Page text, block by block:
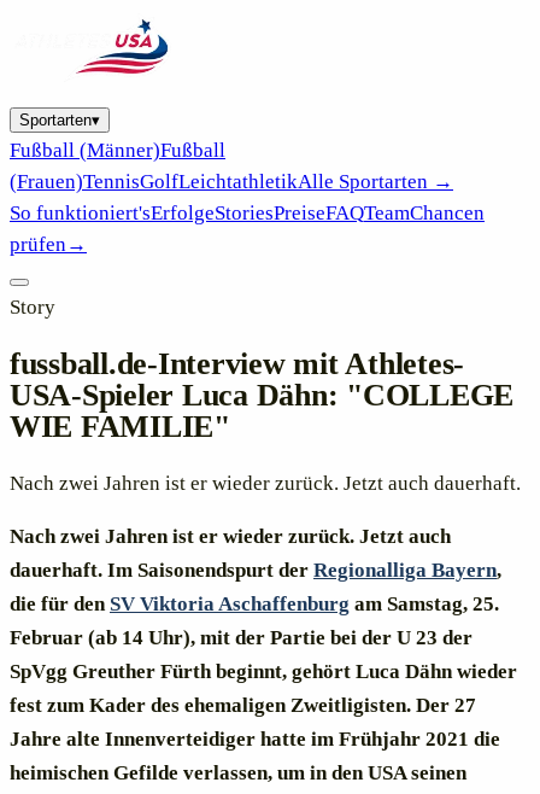
Sportarten▾
Fußball (Männer)Fußball
(Frauen)TennisGolfLeichtathletikAlle Sportarten →
So funktioniert'sErfolgeStoriesPreiseFAQTeamChancen
prüfen→
Story
fussball.de-Interview mit Athletes-
USA-Spieler Luca Dähn: "COLLEGE
WIE FAMILIE"
Nach zwei Jahren ist er wieder zurück. Jetzt auch dauerhaft.
Nach zwei Jahren ist er wieder zurück. Jetzt auch
dauerhaft. Im Saisonendspurt der Regionalliga Bayern,
die für den SV Viktoria Aschaffenburg am Samstag, 25.
Februar (ab 14 Uhr), mit der Partie bei der U 23 der
SpVgg Greuther Fürth beginnt, gehört Luca Dähn wieder
fest zum Kader des ehemaligen Zweitligisten. Der 27
Jahre alte Innenverteidiger hatte im Frühjahr 2021 die
heimischen Gefilde verlassen, um in den USA seinen